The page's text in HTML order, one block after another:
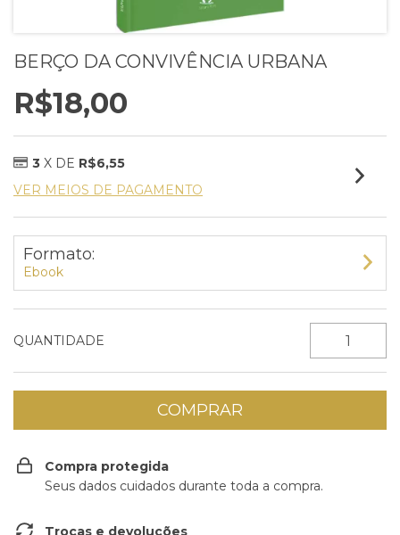
BERÇO DA CONVIVÊNCIA URBANA
R$18,00
3 X DE R$6,55
VER MEIOS DE PAGAMENTO
Formato:
Ebook
QUANTIDADE
Compra protegida
Seus dados cuidados durante toda a compra.
Trocas e devoluções